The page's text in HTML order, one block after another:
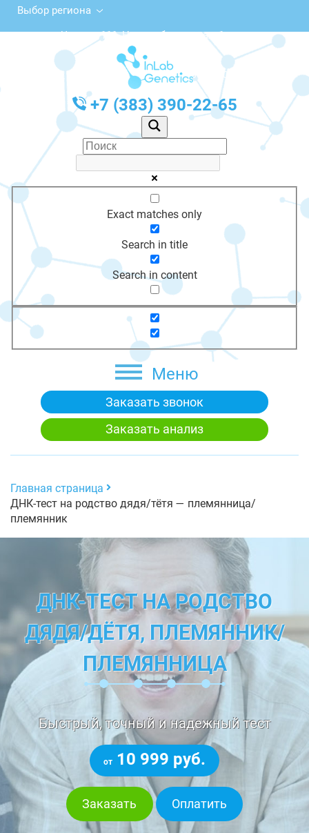
Выбор региона
ул. Чехова, 111, Новосибирск, этаж 1
с 10:00 до 20:00
График работы: Пн-Пт с 10:00 до 20:00
+7 (383) 390-22-65
Exact matches only
Search in title
Search in content
Меню
Заказать звонок
Заказать анализ
Главная страница
ДНК-тест на родство дядя/тётя — племянница/
племянник
ДНК-ТЕСТ НА РОДСТВО
ДЯДЯ/ДЁТЯ, ПЛЕМЯННИК/
ПЛЕМЯННИЦА
Быстрый, точный и надежный тест
от 10 999 руб.
Заказать Оплатить